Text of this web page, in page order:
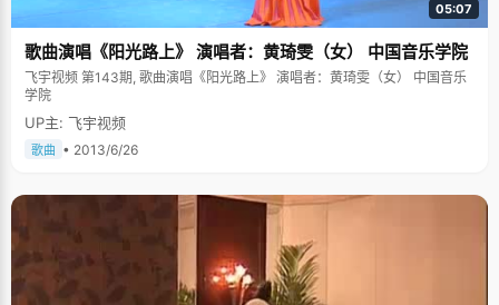
05:07
歌曲演唱《阳光路上》 演唱者：黄琦雯（女） 中国音乐学院
飞宇视频 第143期, 歌曲演唱《阳光路上》 演唱者：黄琦雯（女） 中国音乐
学院
UP主: 飞宇视频
歌曲 • 2013/6/26